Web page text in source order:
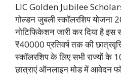
LIC Golden Jubilee
गोल्डन जुबली स्कॉलरशिप योजना
नोटिफिकेशन जारी कर दिया है इस
₹40000 प्रतिवर्ष तक की
स्कॉलरशिप के लिए सभी राज्यों के
छात्राएं ऑनलाइन मोड में आवेदन